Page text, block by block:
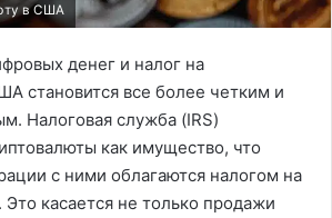
в США
денег и налог на
становится все более четким и
Налоговая служба (IRS)
как имущество, что
с ними облагаются налогом на
Это касается не только продажи